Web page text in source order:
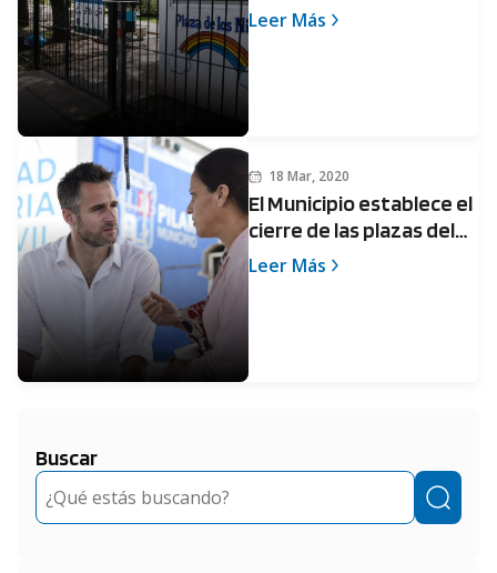
Leer Más
18 Mar, 2020
El Municipio establece el
cierre de las plazas del
distrito
Leer Más
Buscar
Buscar